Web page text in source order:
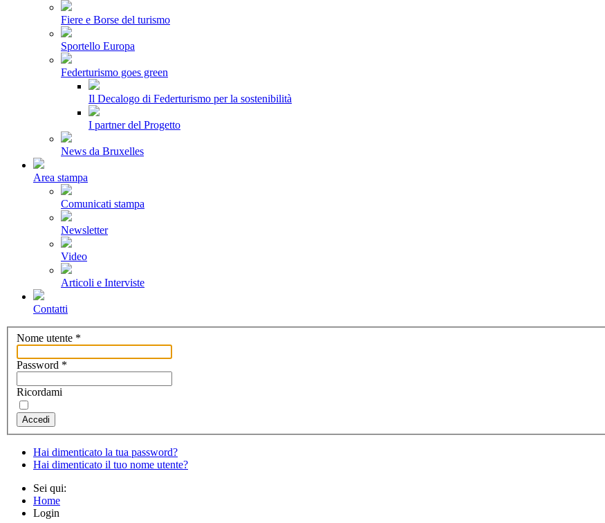
Fiere e Borse del turismo
Sportello Europa
Federturismo goes green
Il Decalogo di Federturismo per la sostenibilità
I partner del Progetto
News da Bruxelles
Area stampa
Comunicati stampa
Newsletter
Video
Articoli e Interviste
Contatti
Nome utente *
Password *
Ricordami
Accedi
Hai dimenticato la tua password?
Hai dimenticato il tuo nome utente?
Sei qui:
Home
Login